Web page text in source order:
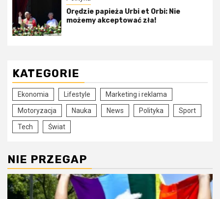
Orędzie papieża Urbi et Orbi: Nie
możemy akceptować zła!
KATEGORIE
Ekonomia Lifestyle Marketing i reklama
Motoryzacja Nauka News Polityka Sport
Tech Świat
NIE PRZEGAP